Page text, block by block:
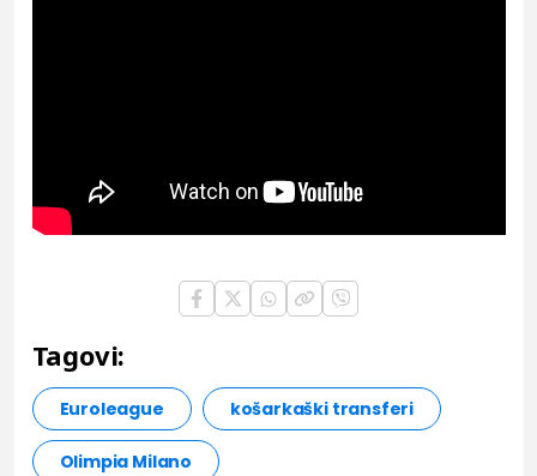
Tagovi:
Euroleague košarkaški transferi
Olimpia Milano